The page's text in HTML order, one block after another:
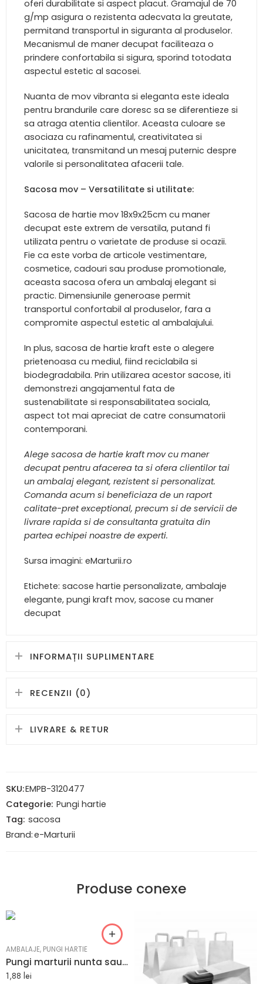
oferi durabilitate si aspect placut. Gramajul de 70
g/mp asigura o rezistenta adecvata la greutate,
permitand transportul in siguranta al produselor.
Mecanismul de maner decupat faciliteaza o
prindere confortabila si sigura, sporind totodata
aspectul estetic al sacosei.
Nuanta de mov vibranta si eleganta este ideala
pentru brandurile care doresc sa se diferentieze si
sa atraga atentia clientilor. Aceasta culoare se
asociaza cu rafinamentul, creativitatea si
unicitatea, transmitand un mesaj puternic despre
valorile si personalitatea afacerii tale.
Sacosa mov – Versatilitate si utilitate:
Sacosa de hartie mov 18x9x25cm cu maner
decupat este extrem de versatila, putand fi
utilizata pentru o varietate de produse si ocazii.
Fie ca este vorba de articole vestimentare,
cosmetice, cadouri sau produse promotionale,
aceasta sacosa ofera un ambalaj elegant si
practic. Dimensiunile generoase permit
transportul confortabil al produselor, fara a
compromite aspectul estetic al ambalajului.
In plus, sacosa de hartie kraft este o alegere
prietenoasa cu mediul, fiind reciclabila si
biodegradabila. Prin utilizarea acestor sacose, iti
demonstrezi angajamentul fata de
sustenabilitate si responsabilitatea sociala,
aspect tot mai apreciat de catre consumatorii
contemporani.
Alege sacosa de hartie kraft mov cu maner
decupat pentru afacerea ta si ofera clientilor tai
un ambalaj elegant, rezistent si personalizat.
Comanda acum si beneficiaza de un raport
calitate-pret exceptional, precum si de servicii de
livrare rapida si de consultanta gratuita din
partea echipei noastre de experti.
Sursa imagini: eMarturii.ro
Etichete: sacose hartie personalizate, ambalaje
elegante, pungi kraft mov, sacose cu maner
decupat
INFORMAȚII SUPLIMENTARE
RECENZII (0)
LIVRARE & RETUR
SKU:EMPB-3120477
Categorie: Pungi hartie
Tag: sacosa
Brand:e-Marturii
Produse conexe
AMBALAJE, PUNGI HARTIE
Pungi marturii nunta sau botez culoare ciocolatie 25 x 11 x 31 cm
1,88 lei